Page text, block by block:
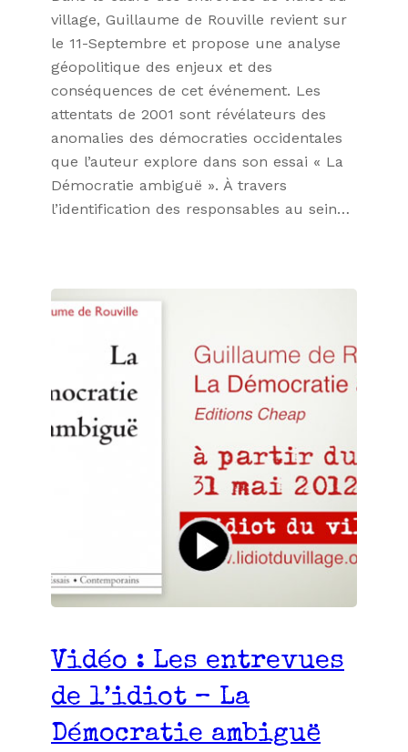
village, Guillaume de Rouville revient sur
le 11-Septembre et propose une analyse
géopolitique des enjeux et des
conséquences de cet événement. Les
attentats de 2001 sont révélateurs des
anomalies des démocraties occidentales
que l’auteur explore dans son essai « La
Démocratie ambiguë ». À travers
l’identification des responsables au sein…
Vidéo : Les entrevues
de l’idiot – La
Démocratie ambiguë